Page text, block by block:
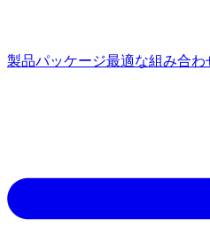
製品パッケージ最適な組み合わ